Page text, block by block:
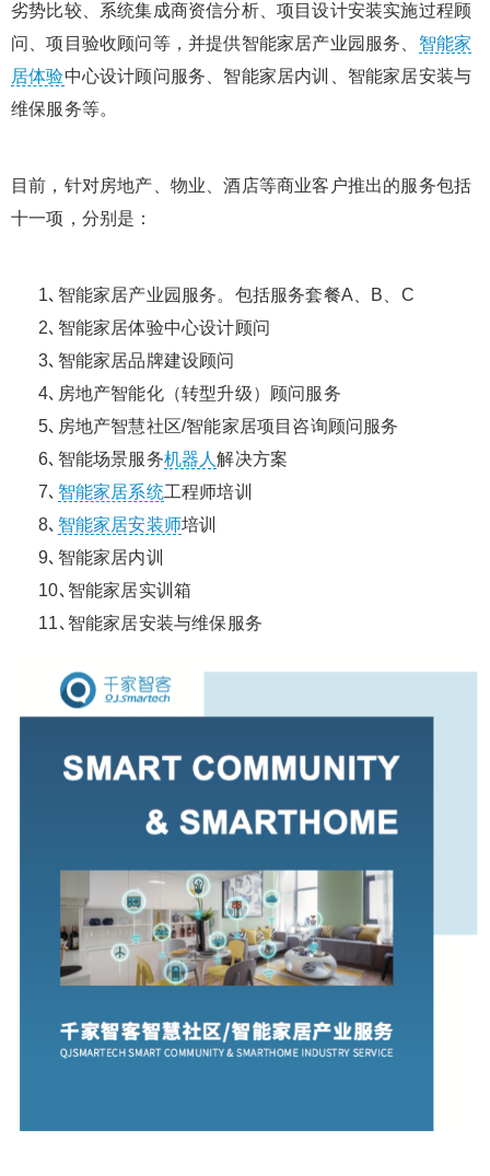
劣势比较、系统集成商资信分析、项目设计安装实施过程顾
问、项目验收顾问等，并提供智能家居产业园服务、 智能家
居体验中心设计顾问服务、智能家居内训、智能家居安装与
维保服务等。
目前，针对房地产、物业、酒店等商业客户推出的服务包括
十一项，分别是：
1､智能家居产业园服务。包括服务套餐A、B、C
2､智能家居体验中心设计顾问
3､智能家居品牌建设顾问
4､房地产智能化（转型升级）顾问服务
5､房地产智慧社区/智能家居项目咨询顾问服务
6､智能场景服务机器人解决方案
7､ 智能家居系统工程师培训
8､ 智能家居安装师培训
9､智能家居内训
10､智能家居实训箱
11､智能家居安装与维保服务